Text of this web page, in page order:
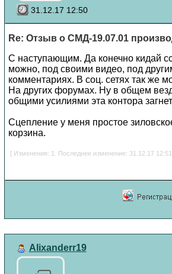
31.12.17 12:50
Re: Отзыв о СМД-19.07.01
С наступающим. Да конечно кидай
можно, под своими видео, под
комментариях. В соц. сетях так же
На других форумах. Ну в общем
общими усилиями эта контора
Сцепление у меня простое
корзина.
[ Изменения: 1. Последнее изменение: 31.12.17
Alixanderr19